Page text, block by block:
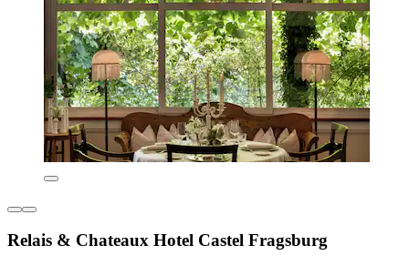
Relais & Chateaux Hotel Castel Fragsburg